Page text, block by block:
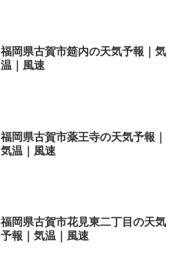
福岡県古賀市筵内の天気予報｜気
温｜風速
福岡県古賀市薬王寺の天気予報｜
気温｜風速
福岡県古賀市花見東二丁目の天気
予報｜気温｜風速